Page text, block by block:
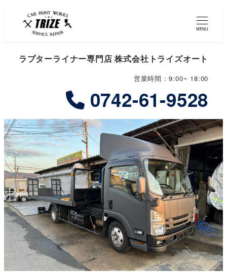
MENU
ラプターライナー専門店 株式会社トライズオート
営業時間 : 9:00~ 18:00
0742-61-9528